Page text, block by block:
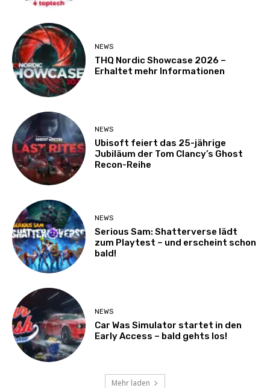
NEWS
THQ Nordic Showcase 2026 –
Erhaltet mehr Informationen
NEWS
Ubisoft feiert das 25-jährige
Jubiläum der Tom Clancy’s Ghost
Recon-Reihe
NEWS
Serious Sam: Shatterverse lädt
zum Playtest – und erscheint schon
bald!
NEWS
Car Was Simulator startet in den
Early Access – bald gehts los!
Mehr laden